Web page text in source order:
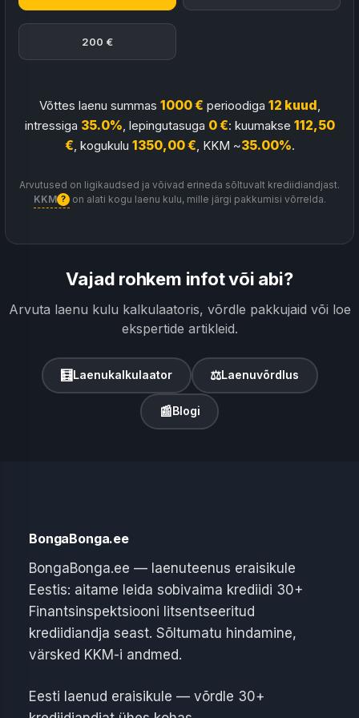
200 €
Võttes laenu summas 1000 € perioodiga 12 kuud
intressiga 35.0% , lepingutasuga 0 €: kuumakse 112,50
€ , kogukulu 1350,00 € , KKM ~35.00%.
Arvutused on ligikaudsed ja võivad erineda sõltuvalt krediidiandjast.
KKM ? on alati kogu laenu kulu, mille järgi pakkumisi võrrelda.
Vajad rohkem infot või abi?
Arvuta laenu kulu kalkulaatoris, võrdle pakkujaid või loe
ekspertide artikleid.
🧮Laenukalkulaator ⚖Laenuvõrdlus
📰Blogi
BongaBonga.ee
BongaBonga.ee — laenuteenus eraisikule
Eestis: aitame leida sobivaima krediidi 30+
Finantsinspektsiooni litsentseeritud
krediidiandja seast. Sõltumatu hindamine,
värsked KKM-i andmed.
Eesti laenud eraisikule — võrdle 30+